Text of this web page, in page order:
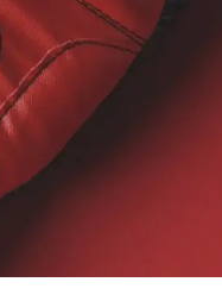
TRICOU I MAIOU